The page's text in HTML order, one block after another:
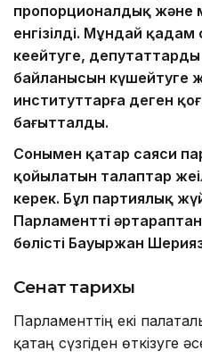
пропорционалдық
енгізілді. Мұндай
кеңейтуге,
байланысын күшейтуге
институттарға деген
бағытталды.
Сонымен қатар саяси
қойылатын талаптар
керек. Бұл партиялық
Парламенттің
бөлісті Бауыржан
Сенат тарихы
Парламенттің екі
қатаң сүзгіден өткізуге